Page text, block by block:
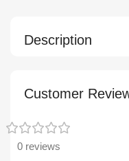
Description
Customer
0 reviews